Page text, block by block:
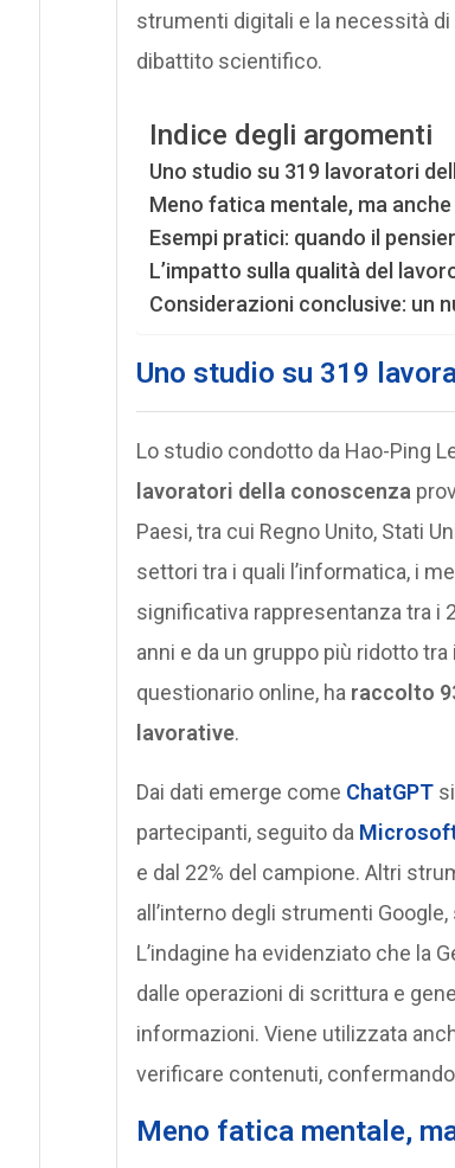
strumenti digitali e la necessità
dibattito scientifico.
Indice degli argomenti
Uno studio su 319 lavoratori
Meno fatica mentale, ma
Esempi pratici: quando il
L’impatto sulla qualità del
Considerazioni conclusive: un
Uno studio su 319
Lo studio condotto da Hao-Ping
lavoratori della conoscenza
Paesi, tra cui Regno Unito, Stati
settori tra i quali l’informatica, i
significativa rappresentanza tra i
anni e da un gruppo più ridotto
questionario online, ha raccolto
lavorative.
Dai dati emerge come ChatGPT
partecipanti, seguito da
e dal 22% del campione. Altri
all’interno degli strumenti
L’indagine ha evidenziato che la
dalle operazioni di scrittura e
informazioni. Viene utilizzata
verificare contenuti,
Meno fatica mentale,